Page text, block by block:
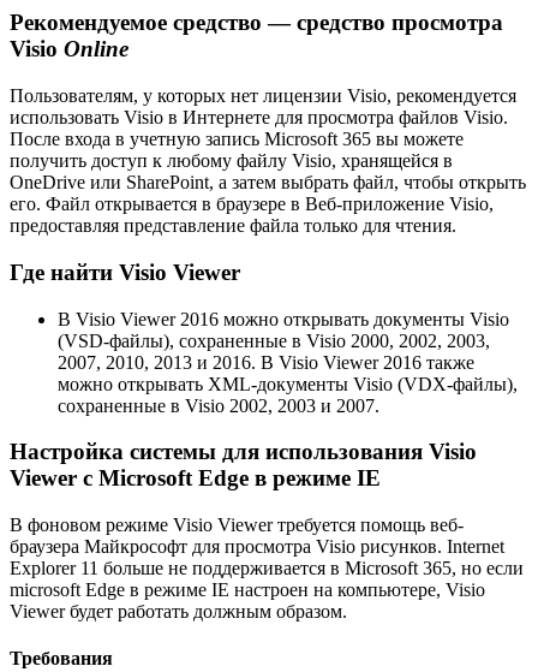
Рекомендуемое средство — средство просмотра
Visio Online
Пользователям, у которых нет лицензии Visio, рекомендуется
использовать Visio в Интернете для просмотра файлов Visio.
После входа в учетную запись Microsoft 365 вы можете
получить доступ к любому файлу Visio, хранящейся в
OneDrive или SharePoint, а затем выбрать файл, чтобы открыть
его. Файл открывается в браузере в Веб-приложение Visio,
предоставляя представление файла только для чтения.
Где найти Visio Viewer
В Visio Viewer 2016 можно открывать документы Visio
(VSD-файлы), сохраненные в Visio 2000, 2002, 2003,
2007, 2010, 2013 и 2016. В Visio Viewer 2016 также
можно открывать XML-документы Visio (VDX-файлы),
сохраненные в Visio 2002, 2003 и 2007.
Настройка системы для использования Visio
Viewer с Microsoft Edge в режиме IE
В фоновом режиме Visio Viewer требуется помощь веб-
браузера Майкрософт для просмотра Visio рисунков. Internet
Explorer 11 больше не поддерживается в Microsoft 365, но если
microsoft Edge в режиме IE настроен на компьютере, Visio
Viewer будет работать должным образом.
Требования